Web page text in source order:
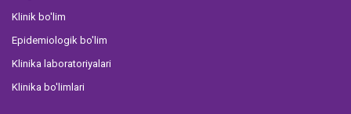
Klinik bo'lim
Epidemiologik bo'lim
Klinika laboratoriyalari
Klinika bo'limlari